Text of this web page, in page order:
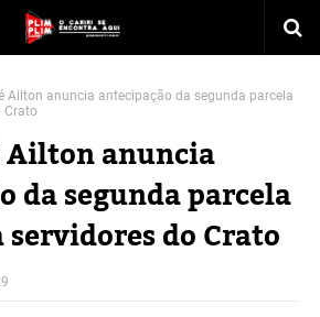
Ailton anuncia antecipação da segunda parcela
Crato
anuncia
da segunda parcela
servidores do Crato